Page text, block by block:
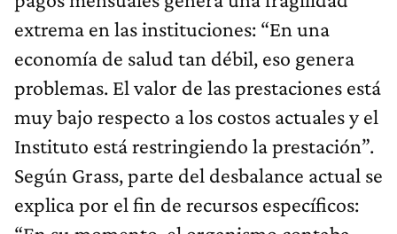
extrema en las instituciones: “En una
economía de salud tan débil, eso genera
problemas. El valor de las prestaciones está
muy bajo respecto a los costos actuales y el
Instituto está restringiendo la prestación”.
Según Grass, parte del desbalance actual se
explica por el fin de recursos específicos: